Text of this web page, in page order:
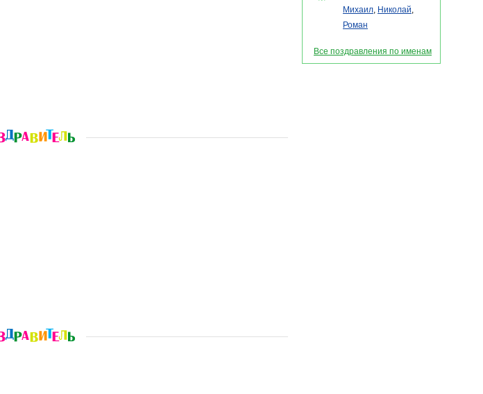
Михаил, Николай,
Роман
Все поздравления по именам